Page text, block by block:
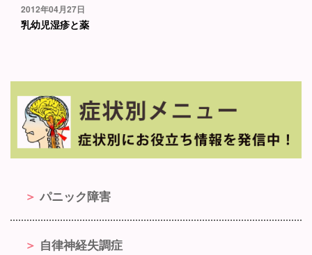
2012年04月27日
乳幼児湿疹と薬
パニック障害
自律神経失調症